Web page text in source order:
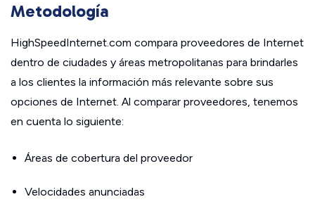
Metodología
HighSpeedInternet.com compara proveedores de Internet
dentro de ciudades y áreas metropolitanas para brindarles
a los clientes la información más relevante sobre sus
opciones de Internet. Al comparar proveedores, tenemos
en cuenta lo siguiente:
Áreas de cobertura del proveedor
Velocidades anunciadas